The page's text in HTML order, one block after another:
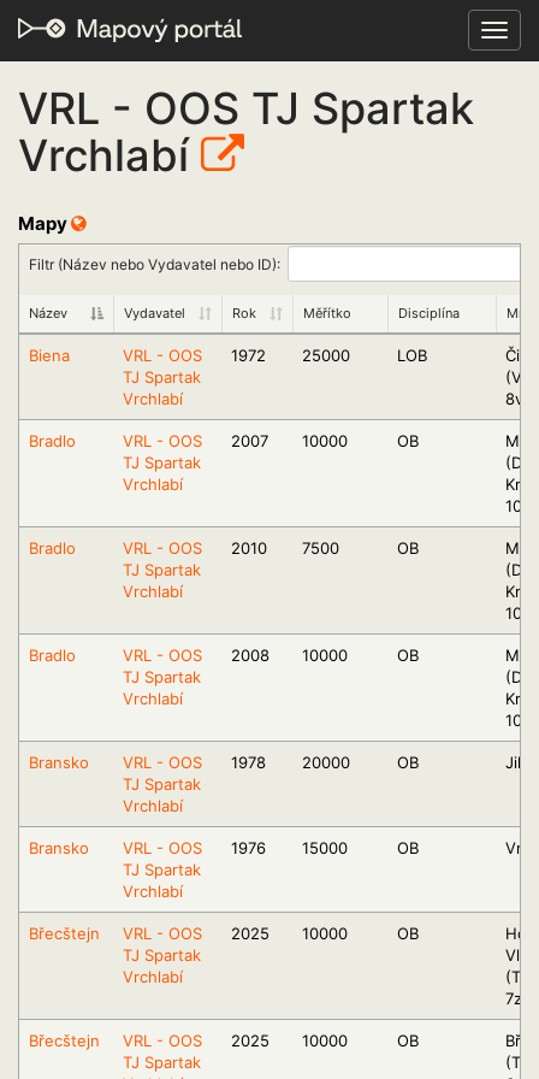
VRL - OOS TJ Spartak
Vrchlabí
Mapy
Filtr (Název nebo Vydavatel nebo ID):
Název Vydavatel Rok Měřítko Disciplína
Biena
VRL - OOS
TJ Spartak
Vrchlabí
1972 25000 LOB
8v)
Bradlo
VRL - OOS
TJ Spartak
Vrchlabí
2007 10000 OB
Bradlo
VRL - OOS
TJ Spartak
Vrchlabí
2010 7500 OB
Bradlo
VRL - OOS
TJ Spartak
Vrchlabí
2008 10000 OB
Bransko
VRL - OOS
TJ Spartak
Vrchlabí
1978 20000 OB
Bransko
VRL - OOS
TJ Spartak
Vrchlabí
1976 15000 OB
Břecštejn
VRL - OOS
TJ Spartak
Vrchlabí
2025 10000 OB
Břecštejn
VRL - OOS
TJ Spartak
2025 10000 OB